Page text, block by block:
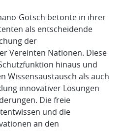
Götsch betonte in ihrer
als entscheidende
der
Vereinten Nationen. Diese
hinaus und
Wissensaustausch als auch
innovativer Lösungen
Die freie
und die
an den